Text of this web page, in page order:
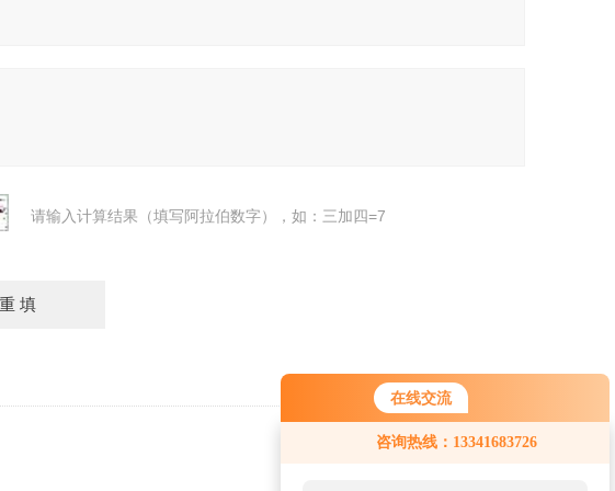
在线交流
咨询热线：13341683726
您好！欢迎前来咨询，很高兴为您
服务，请问您要咨询什么问题呢？
请输入计算结果（填写阿拉伯数字），如：三加四=7
返回